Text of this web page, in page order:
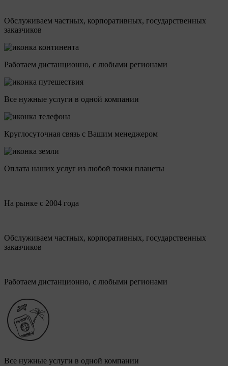
Обслуживаем частных, корпоративных, государственных
заказчиков
Работаем дистанционно, с любыми регионами
Все нужные услуги в одной компании
Круглосуточная связь с Вашим менеджером
Оплата наших услуг из любой точки планеты
На рынке с 2004 года
Обслуживаем частных, корпоративных, государственных
заказчиков
Работаем дистанционно, с любыми регионами
Все нужные услуги в одной компании